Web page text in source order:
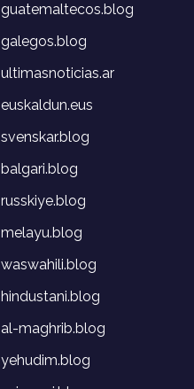
guatemaltecos.blog
galegos.blog
ultimasnoticias.ar
euskaldun.eus
svenskar.blog
balgari.blog
russkiye.blog
melayu.blog
waswahili.blog
hindustani.blog
al-maghrib.blog
yehudim.blog